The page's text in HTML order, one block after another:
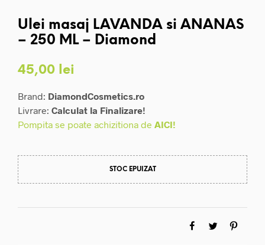
Ulei masaj LAVANDA si ANANAS
– 250 ML – Diamond
45,00 lei
Brand: DiamondCosmetics.ro
Livrare: Calculat la Finalizare!
Pompita se poate achizitiona de AICI!
STOC EPUIZAT